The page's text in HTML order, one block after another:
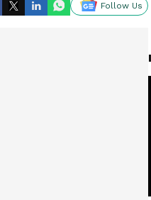
Follow Us